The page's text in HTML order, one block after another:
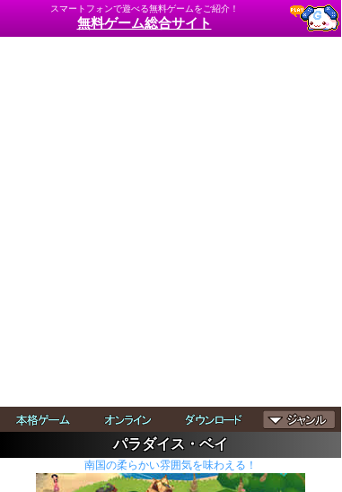
スマートフォンで遊べる無料ゲームをご紹介！
無料ゲーム総合サイト
パラダイス・ベイ
南国の柔らかい雰囲気を味わえる！